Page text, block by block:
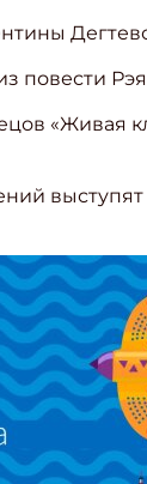
повести
«Живая